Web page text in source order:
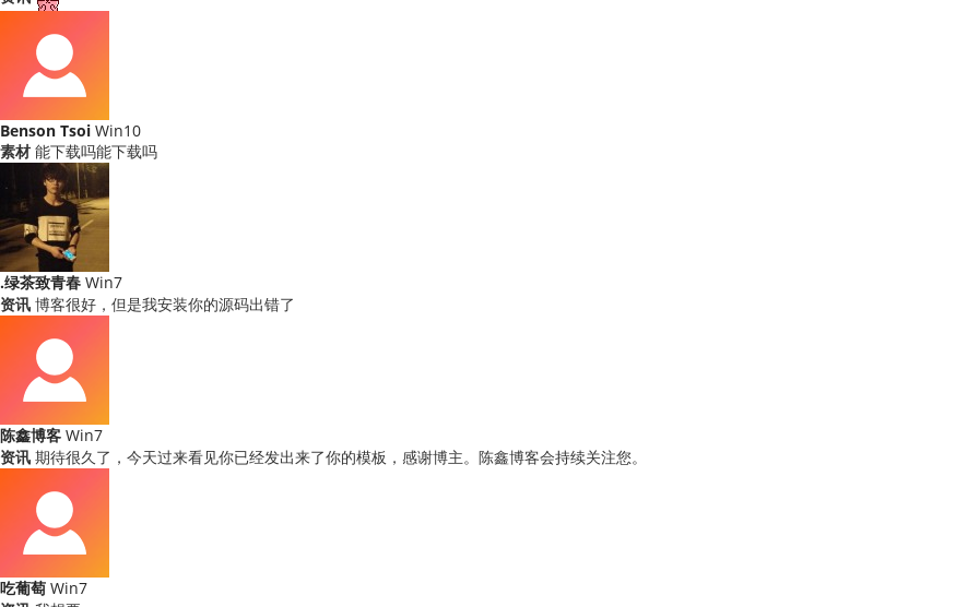
Benson Tsoi Win10
素材 能下载吗能下载吗
.绿茶致青春 Win7
资讯 博客很好，但是我安装你的源码出错了
陈鑫博客 Win7
资讯 期待很久了，今天过来看见你已经发出来了你的模板，感谢博主。陈鑫博客会持续关注您。
吃葡萄 Win7